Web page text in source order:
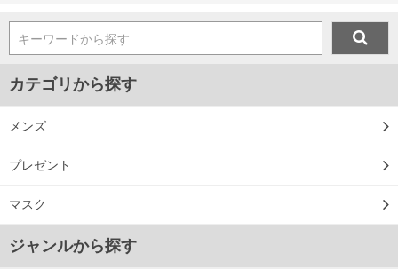
キーワードから探す
カテゴリから探す
メンズ
プレゼント
マスク
ジャンルから探す